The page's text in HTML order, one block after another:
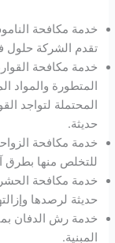
خدمة مكافحة
تقدم الشركة حلول
خدمة مكافحة
المتطورة والمواد
المحتملة لتواجد
حديثة.
خدمة مكافحة
للتخلص منها بطرق
خدمة مكافحة
حديثة لرصدها
خدمة رش الدفان
المبنية.